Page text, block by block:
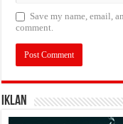
Save my name, email,
comment.
IKLAN